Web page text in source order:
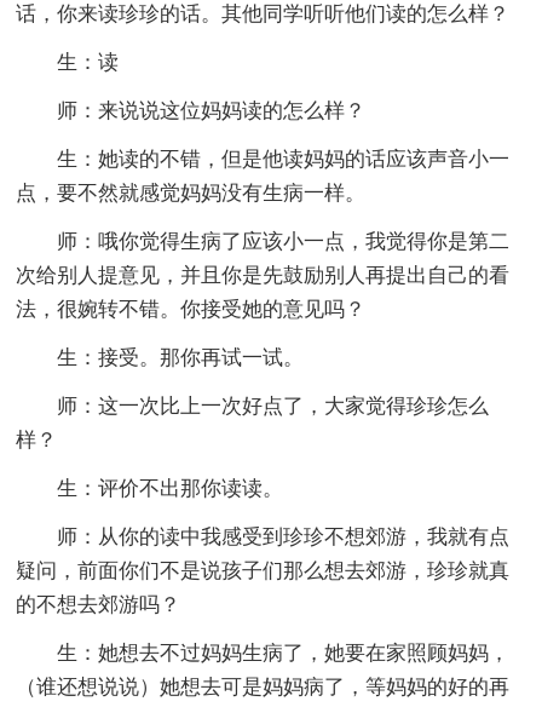
话，你来读珍珍的话。其他同学听听他们读的怎么样？
生：读
师：来说说这位妈妈读的怎么样？
生：她读的不错，但是他读妈妈的话应该声音小一
点，要不然就感觉妈妈没有生病一样。
师：哦你觉得生病了应该小一点，我觉得你是第二
次给别人提意见，并且你是先鼓励别人再提出自己的看
法，很婉转不错。你接受她的意见吗？
生：接受。那你再试一试。
师：这一次比上一次好点了，大家觉得珍珍怎么
样？
生：评价不出那你读读。
师：从你的读中我感受到珍珍不想郊游，我就有点
疑问，前面你们不是说孩子们那么想去郊游，珍珍就真
的不想去郊游吗？
生：她想去不过妈妈生病了，她要在家照顾妈妈，
（谁还想说说）她想去可是妈妈病了，等妈妈的好的再